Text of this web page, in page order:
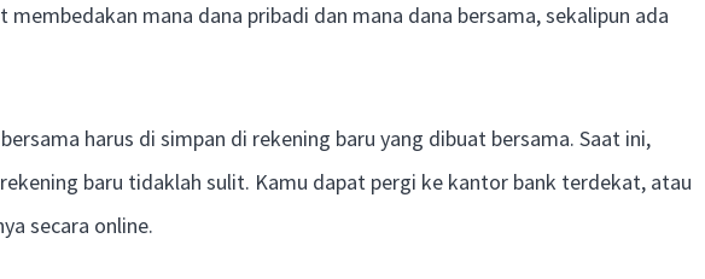
membedakan mana dana pribadi dan mana dana bersama, sekalipun ada
harus di simpan di rekening baru yang dibuat bersama. Saat ini,
baru tidaklah sulit. Kamu dapat pergi ke kantor bank terdekat, atau
secara online.